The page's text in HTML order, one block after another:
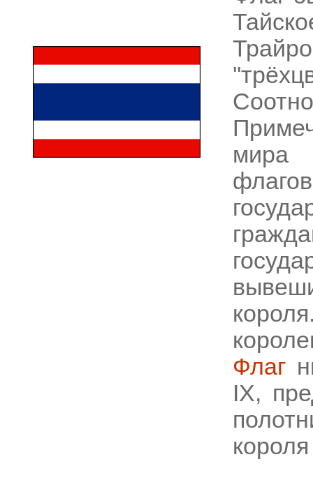
мира
Флаг
IX,